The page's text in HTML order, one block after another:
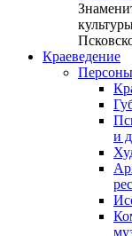
Краеведение
Персоны
и